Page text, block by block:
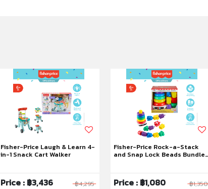
Fisher-Price Laugh & Learn 4-
in-1 Snack Cart Walker
Price : ฿3,436 ฿4,295
Fisher-Price Rock-a-Stack
and Snap Lock Beads Bundle,
Price : ฿1,080 ฿1,350